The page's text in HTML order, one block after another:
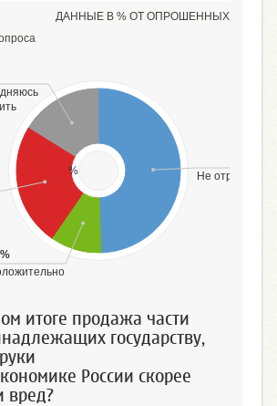
ДАННЫЕ В % ОТ ОПРОШЕННЫХ
%
Не отразится
итоге продажа части
государству,
России скорее
вред?